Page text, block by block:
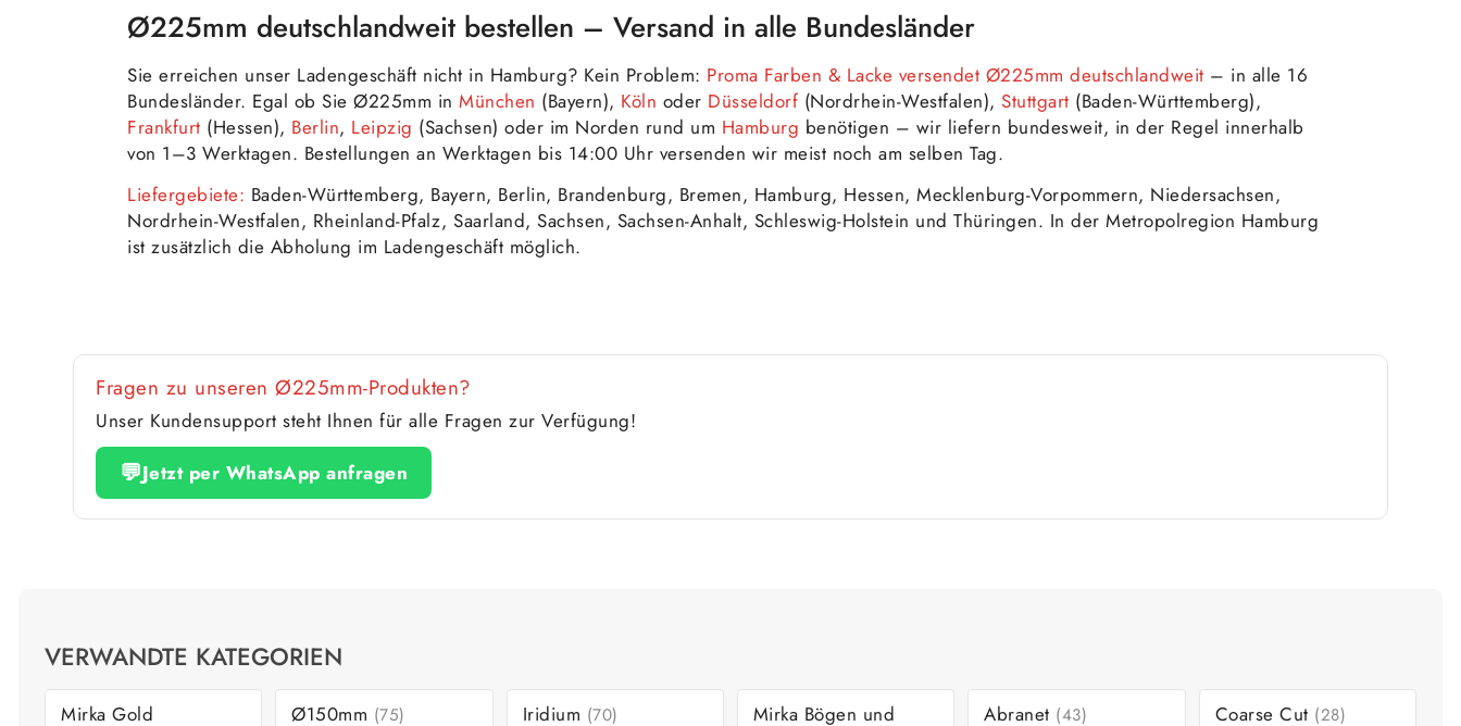
Ø225mm deutschlandweit bestellen – Versand in alle Bundesländer
Sie erreichen unser Ladengeschäft nicht in Hamburg? Kein Problem: Proma Farben & Lacke versendet Ø225mm deutschlandweit – in alle 16
Bundesländer. Egal ob Sie Ø225mm in München (Bayern), Köln oder Düsseldorf (Nordrhein-Westfalen), Stuttgart (Baden-Württemberg),
Frankfurt (Hessen), Berlin, Leipzig (Sachsen) oder im Norden rund um Hamburg benötigen – wir liefern bundesweit, in der Regel innerhalb
von 1–3 Werktagen. Bestellungen an Werktagen bis 14:00 Uhr versenden wir meist noch am selben Tag.
Liefergebiete: Baden-Württemberg, Bayern, Berlin, Brandenburg, Bremen, Hamburg, Hessen, Mecklenburg-Vorpommern, Niedersachsen,
Nordrhein-Westfalen, Rheinland-Pfalz, Saarland, Sachsen, Sachsen-Anhalt, Schleswig-Holstein und Thüringen. In der Metropolregion Hamburg
ist zusätzlich die Abholung im Ladengeschäft möglich.
Fragen zu unseren Ø225mm-Produkten?
Unser Kundensupport steht Ihnen für alle Fragen zur Verfügung!
💬Jetzt per WhatsApp anfragen
VERWANDTE KATEGORIEN
Mirka Gold Ø150mm (75) Iridium (70) Mirka Bögen und Abranet (43) Coarse Cut (28)